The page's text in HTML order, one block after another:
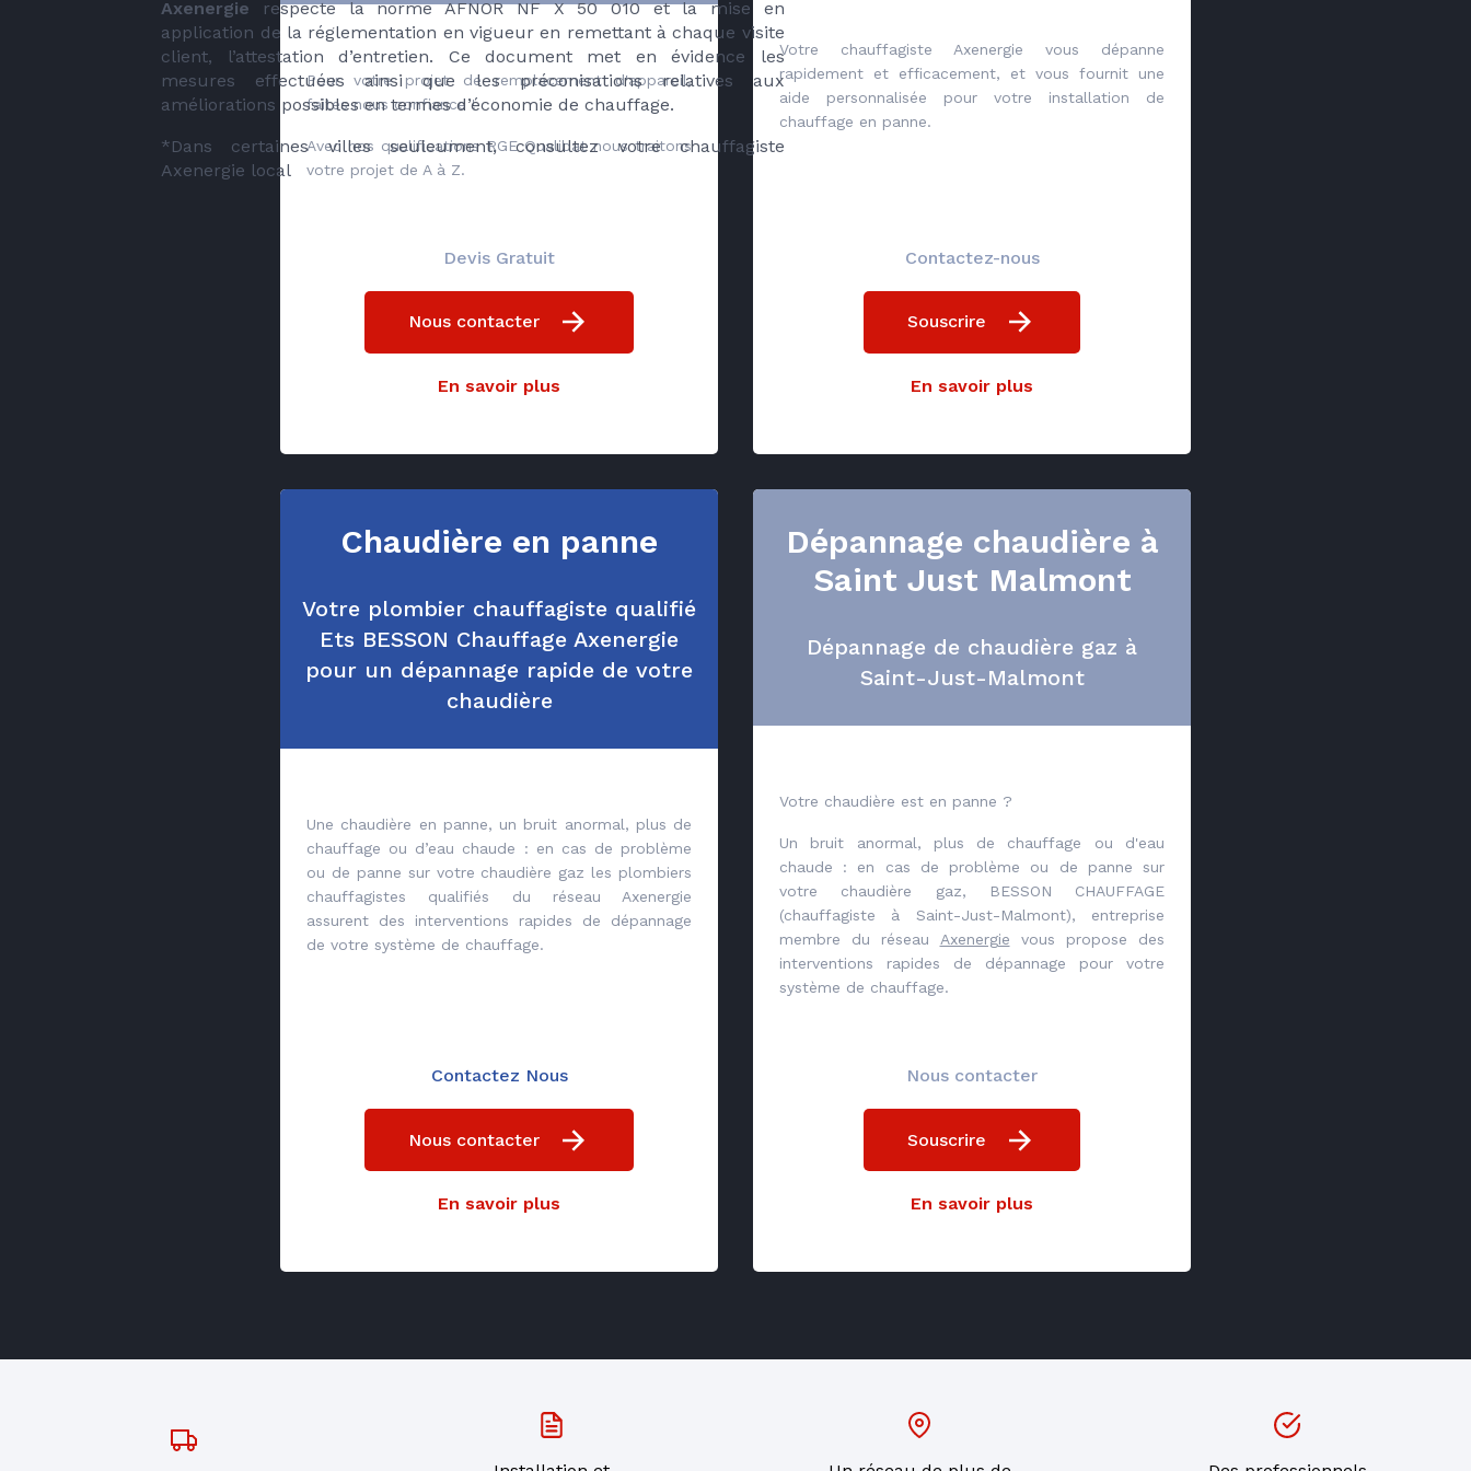
Axenergie respecte la norme AFNOR NF X 50 010 et la mise en
application de la réglementation en vigueur en remettant à chaque visite
client, l’attestation d’entretien. Ce document met en évidence les
mesures effectuées ainsi que les préconisations relatives aux
améliorations possibles en termes d’économie de chauffage.
*Dans certaines villes seuleument, consultez votre chauffagiste
Axenergie local
Pour votre projet de remplacement d'appareil,
faites nous confiance !
Avec nos qualifications RGE Qualibat nous traitons
votre projet de A à Z.
Devis Gratuit
Nous contacter
En savoir plus
Votre chauffagiste Axenergie vous dépanne
rapidement et efficacement, et vous fournit une
aide personnalisée pour votre installation de
chauffage en panne.
Contactez-nous
Souscrire
En savoir plus
Chaudière en panne
Votre plombier chauffagiste qualifié
Ets BESSON Chauffage Axenergie
pour un dépannage rapide de votre
chaudière
Une chaudière en panne, un bruit anormal, plus de
chauffage ou d’eau chaude : en cas de problème
ou de panne sur votre chaudière gaz les plombiers
chauffagistes qualifiés du réseau Axenergie
assurent des interventions rapides de dépannage
de votre système de chauffage.
Contactez Nous
Nous contacter
En savoir plus
Dépannage chaudière à
Saint Just Malmont
Dépannage de chaudière gaz à
Saint-Just-Malmont
Votre chaudière est en panne ?
Un bruit anormal, plus de chauffage ou d'eau
chaude : en cas de problème ou de panne sur
votre chaudière gaz, BESSON CHAUFFAGE
(chauffagiste à Saint-Just-Malmont), entreprise
membre du réseau Axenergie vous propose des
interventions rapides de dépannage pour votre
système de chauffage.
Nous contacter
Souscrire
En savoir plus